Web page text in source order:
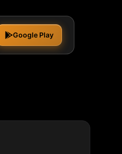
Google Play